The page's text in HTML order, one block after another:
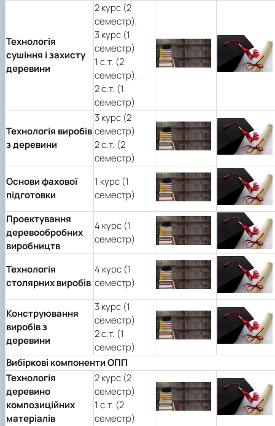
Технологія
сушіння і захисту
деревини
2 курс (2
семестр),
3 курс (1
семестр)
1 с.т. (2
семестр),
2 с.т. (1
семестр)
Технологія виробів
з деревини
3 курс (2
семестр)
2 с.т. (2
семестр)
Основи фахової
підготовки
1 курс (1
семестр)
Проектування
деревообробних
виробництв
4 курс (1
семестр)
Технологія
столярних виробів
4 курс (1
семестр)
Конструювання
виробів з
деревини
3 курс (1
семестр)
2 с.т. (1
семестр)
Вибіркові компоненти ОПП
Технологія
деревино
композиційних
матеріалів
2 курс (2
семестр)
1 с.т. (2
семестр)